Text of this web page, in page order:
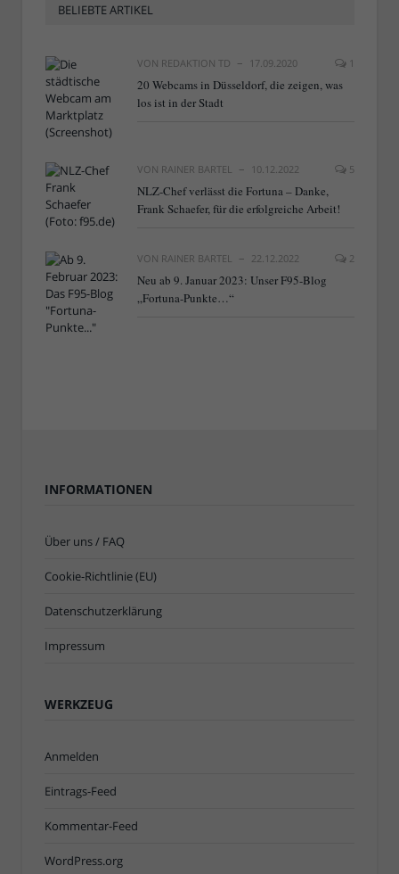
BELIEBTE ARTIKEL
VON REDAKTION TD 17.09.2020 1
20 Webcams in Düsseldorf, die zeigen, was
los ist in der Stadt
VON RAINER BARTEL 10.12.2022 5
NLZ-Chef verlässt die Fortuna – Danke,
Frank Schaefer, für die erfolgreiche Arbeit!
VON RAINER BARTEL 22.12.2022 2
Neu ab 9. Januar 2023: Unser F95-Blog
„Fortuna-Punkte…“
INFORMATIONEN
Über uns / FAQ
Cookie-Richtlinie (EU)
Datenschutzerklärung
Impressum
WERKZEUG
Anmelden
Eintrags-Feed
Kommentar-Feed
WordPress.org